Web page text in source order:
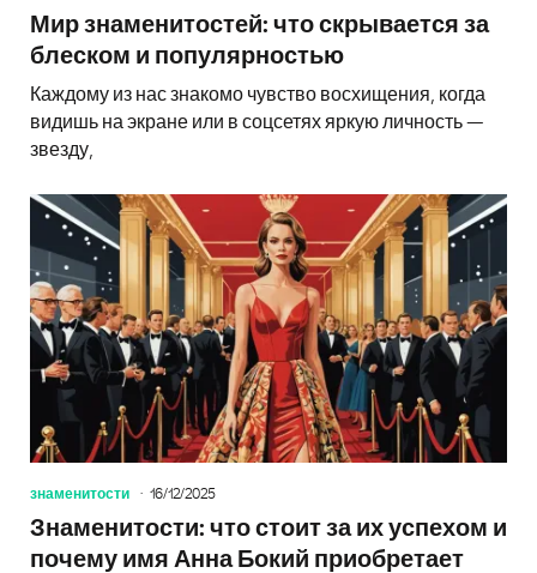
Мир знаменитостей: что скрывается за
блеском и популярностью
Каждому из нас знакомо чувство восхищения, когда
видишь на экране или в соцсетях яркую личность —
звезду,
знаменитости 16/12/2025
Знаменитости: что стоит за их успехом и
почему имя Анна Бокий приобретает